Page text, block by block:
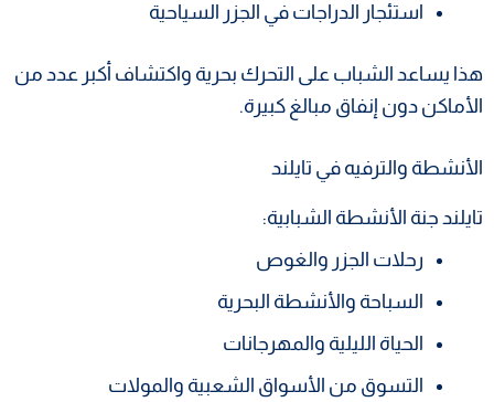
استئجار الدراجات في الجزر السياحية
هذا يساعد الشباب على التحرك بحرية واكتشاف أكبر عدد من
الأماكن دون إنفاق مبالغ كبيرة.
الأنشطة والترفيه في تايلند
تايلند جنة الأنشطة الشبابية:
رحلات الجزر والغوص
السباحة والأنشطة البحرية
الحياة الليلية والمهرجانات
التسوق من الأسواق الشعبية والمولات